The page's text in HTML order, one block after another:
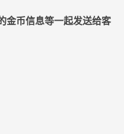
金币信息等一起发送给客